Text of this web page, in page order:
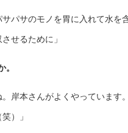
サパサのモノを胃に入れて水を
せるために」
。岸本さんがよくやっています
）」